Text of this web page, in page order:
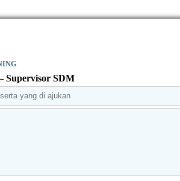
Supervisor SDM